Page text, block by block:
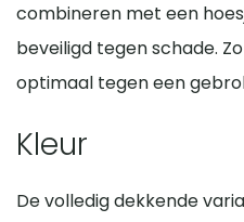
combineren met een
beveiligd tegen schade.
optimaal tegen een
Kleur
De volledig dekkende